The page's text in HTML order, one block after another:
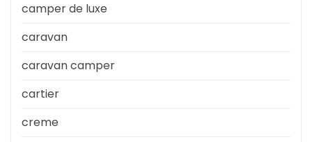
camper de luxe
caravan
caravan camper
cartier
creme